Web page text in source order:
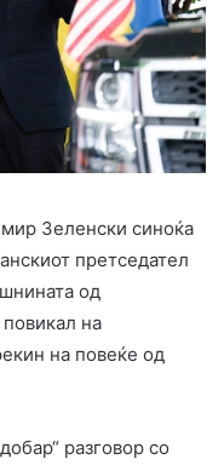
Зеленски синоќа
претседател
од
повикал на
на повеќе од
разговор со